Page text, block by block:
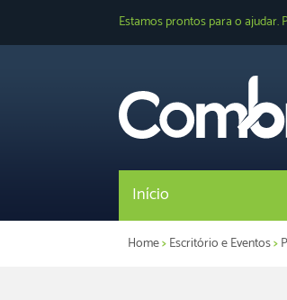
Estamos prontos para o
Início
Home>Escritório e Eventos>